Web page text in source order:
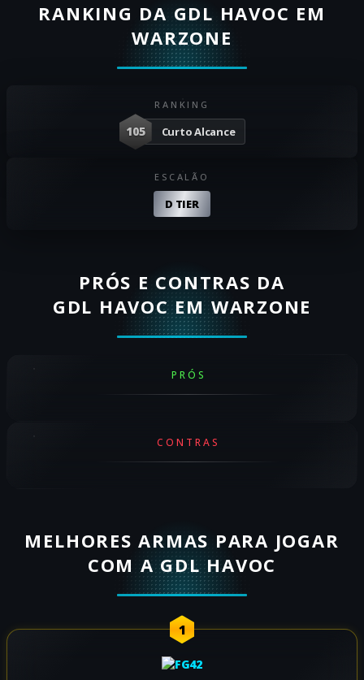
RANKING DA GDL HAVOC EM
WARZONE
RANKING
105 Curto Alcance
ESCALÃO
D TIER
PRÓS E CONTRAS DA
GDL HAVOC EM WARZONE
PRÓS
CONTRAS
MELHORES ARMAS PARA JOGAR
COM A GDL HAVOC
1